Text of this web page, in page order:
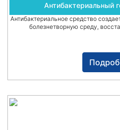
Антибактериальный
Антибактериальное средство
болезнетворную среду,